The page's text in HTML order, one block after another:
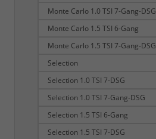
Monte Carlo 1.0 TSI 7-Gang-DSG
Monte Carlo 1.5 TSI 6-Gang
Monte Carlo 1.5 TSI 7-Gang-DSG
Selection
Selection 1.0 TSI 7-DSG
Selection 1.0 TSI 7-Gang-DSG
Selection 1.5 TSI 6-Gang
Selection 1.5 TSI 7-DSG